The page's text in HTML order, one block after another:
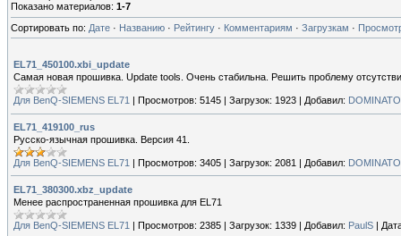
Показано материалов: 1-7
Сортировать по: Дате · Названию · Рейтингу · Комментариям · Загрузкам ·
EL71_450100.xbi_update
Самая новая прошивка. Update tools. Очень стабильна. Решить проблему
Для BenQ-SIEMENS EL71 Просмотров: 5145 Загрузок: 1923 Добавил:
EL71_419100_rus
Русско-язычная прошивка. Версия 41.
Для BenQ-SIEMENS EL71 | Просмотров: 3405 | Загрузок: 2081 | Добавил:
EL71_380300.xbz_update
Менее распространенная прошивка для EL71
Для BenQ-SIEMENS EL71 | Просмотров: 2385 | Загрузок: 1339 | Добавил: PaulS |